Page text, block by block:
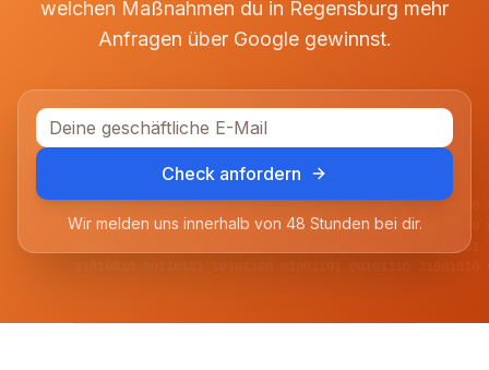
10110100 01011001 11100110 00011011 10100101
00101011 10010110 01101001 11011100 01001110
welchen Maßnahmen du in Regensburg mehr
Anfragen über Google gewinnst.
Check anfordern
Wir melden uns innerhalb von 48 Stunden bei dir.